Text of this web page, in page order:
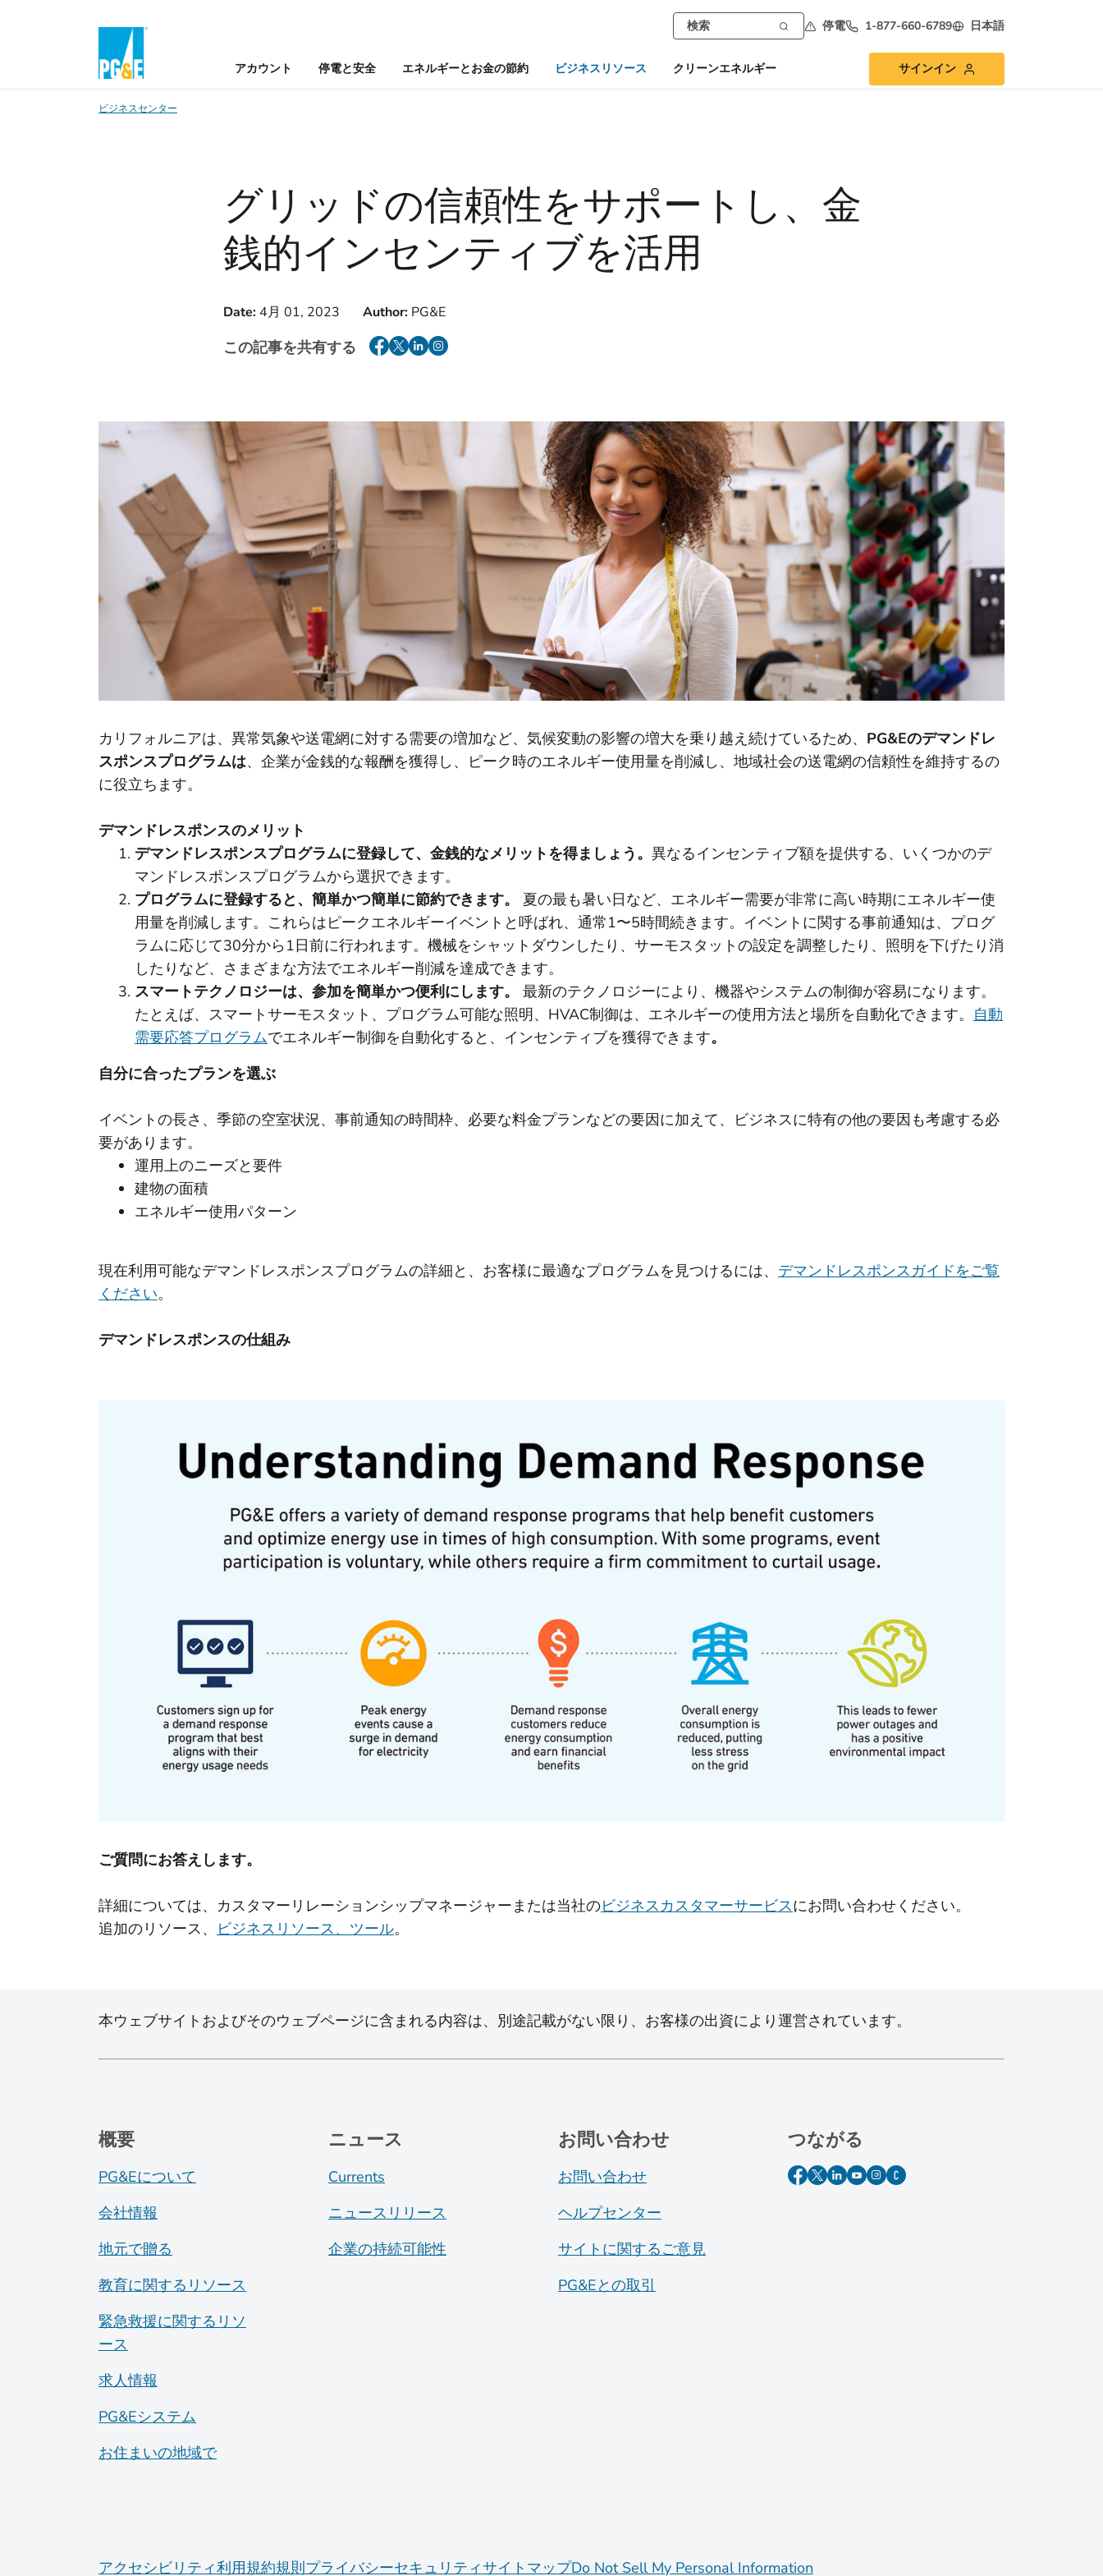
停電 1-877-660-6789 日本語
アカウント 停電と安全 エネルギーとお金の節約 ビジネスリソース クリーンエネルギー サインイン
ビジネスセンター
グリッドの信頼性をサポートし、金
銭的インセンティブを活用
Date: 4月 01, 2023 Author: PG&E
この記事を共有する
カリフォルニアは、異常気象や送電網に対する需要の増加など、気候変動の影響の増大を乗り越え続けているため、 PG&Eのデマンドレ
スポンスプログラムは、企業が金銭的な報酬を獲得し、ピーク時のエネルギー使用量を削減し、地域社会の送電網の信頼性を維持するの
に役立ちます。
デマンドレスポンスのメリット
デマンドレスポンスプログラムに登録して、金銭的なメリットを得ましょう。 異なるインセンティブ額を提供する、いくつかのデ
マンドレスポンスプログラムから選択できます。
プログラムに登録すると、簡単かつ簡単に節約できます。 夏の最も暑い日など、エネルギー需要が非常に高い時期にエネルギー使
用量を削減します。これらはピークエネルギーイベントと呼ばれ、通常1〜5時間続きます。イベントに関する事前通知は、プログ
ラムに応じて30分から1日前に行われます。機械をシャットダウンしたり、サーモスタットの設定を調整したり、照明を下げたり消
したりなど、さまざまな方法でエネルギー削減を達成できます。
スマートテクノロジーは、参加を簡単かつ便利にします。 最新のテクノロジーにより、機器やシステムの制御が容易になります。
たとえば、スマートサーモスタット、プログラム可能な照明、HVAC制御は、エネルギーの使用方法と場所を自動化できます。 自動
需要応答プログラムでエネルギー制御を自動化すると、インセンティブを獲得できます。
自分に合ったプランを選ぶ
イベントの長さ、季節の空室状況、事前通知の時間枠、必要な料金プランなどの要因に加えて、ビジネスに特有の他の要因も考慮する必
要があります。
運用上のニーズと要件
建物の面積
エネルギー使用パターン
現在利用可能なデマンドレスポンスプログラムの詳細と、お客様に最適なプログラムを見つけるには、 デマンドレスポンスガイドをご覧
ください。
デマンドレスポンスの仕組み
ご質問にお答えします。
詳細については、カスタマーリレーションシップマネージャーまたは当社のビジネスカスタマーサービスにお問い合わせください。
追加のリソース、
ビジネスリソース、ツール。
本ウェブサイトおよびそのウェブページに含まれる内容は、別途記載がない限り、お客様の出資により運営されています。
概要
PG&Eについて
会社情報
地元で贈る
教育に関するリソース
緊急救援に関するリソ
ース
求人情報
PG&Eシステム
お住まいの地域で
ニュース
Currents
ニュースリリース
企業の持続可能性
お問い合わせ
お問い合わせ
ヘルプセンター
サイトに関するご意見
PG&Eとの取引
つながる
アクセシビリティ利用規約規則プライバシーセキュリティサイトマップDo Not Sell My Personal Information